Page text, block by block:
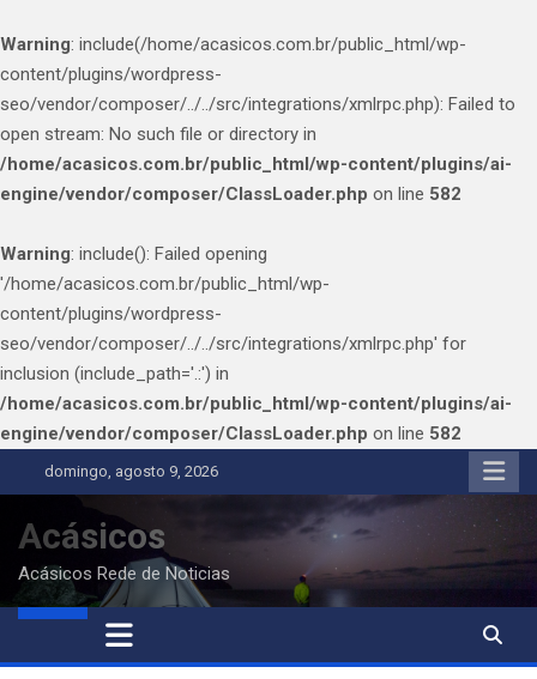
Warning: include(/home/acasicos.com.br/public_html/wp-
content/plugins/wordpress-
seo/vendor/composer/../../src/integrations/xmlrpc.php): Failed to
open stream: No such file or directory in
/home/acasicos.com.br/public_html/wp-content/plugins/ai-
engine/vendor/composer/ClassLoader.php on line 582
Warning: include(): Failed opening
'/home/acasicos.com.br/public_html/wp-
content/plugins/wordpress-
seo/vendor/composer/../../src/integrations/xmlrpc.php' for
inclusion (include_path='.:') in
/home/acasicos.com.br/public_html/wp-content/plugins/ai-
engine/vendor/composer/ClassLoader.php on line 582
to
content
domingo, agosto 9, 2026
Acásicos
Acásicos Rede de Noticias